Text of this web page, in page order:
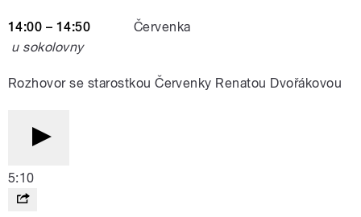
14:00 – 14:50
Červenka
u sokolovny
Rozhovor se starostkou Červenky Renatou Dvořákovou
5:10